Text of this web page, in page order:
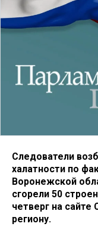
Следователи
халатности по
Воронежской
сгорели 50
четверг на
региону.